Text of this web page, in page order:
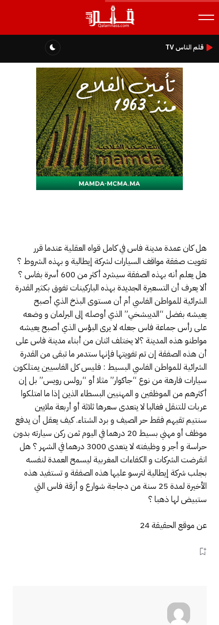
قلم الناس TV
هل كان عمدة مدينة فاس في كامل قواه العقلية عندما قرر
تفويت صفقة مواقف السيارات لشركة إيطالية و بهذه الشروط ؟
هل يعلم أنه بهذه الصفقة سيشرد أكثر من 600 أسرة بفاس ؟
ألا يعرف أن التسعيرة الجديدة بهذه الباركينات تفوق بكثير القدرة
الشرائية للمواطن الفاسي أم أن مستوى البذخ الذي أصبح
يعيشه بفضل “الديبشخي” الذي أوصله إلى البرلمان و وضعه
على رأس جماعة فاس جعله لا يرى البؤس الذي أصبح يعيشه
مواطنو هذه المدينة ؟لا يختلف اثنان من أبناء مدينة فاس على
أن هذه الصفقة إن تم تفويتها فإنها ستدمر ما تبقى من القدرة
الشرائية للمواطن الفاسي البسيط : فليس كل الفاسيين يمتلكون
سيارات فارهة من نوع “جاكوار” مثلا أو “رولس رويس” بل إن
أكثرهم من الموظفين و المهنيين البسطاء الذين إذا ما امتلكوا
عربات للتنقل فغالبا لا يتعدى سعرها ثلاثة أو أربعة ملايين
سنتيم تقيهم فقط حر الصيف و برد الشتاء. كيف يعقل أن يدفع
موظف أو مهني بسيط 20 درهما في اليوم ثمن ركن سيارته بدون
حراسة و أجر و وظيفته لا يتعدى 3000 درهما في الشهر ؟ هل
انقرضت الشركات و الكفاءات المغربية ليسمح العمدة لنفسه
بجلب شركة إيطالية لترسو عليها هذه الصفقة و تستفيد هذه
الأخيرة لمدة 25 سنة من دجاجة شوارع و أزقة فاس التي
ستبيض لها ذهبا ؟
عن موقع الحقيقة 24